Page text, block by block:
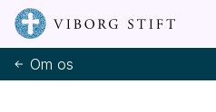
Om os